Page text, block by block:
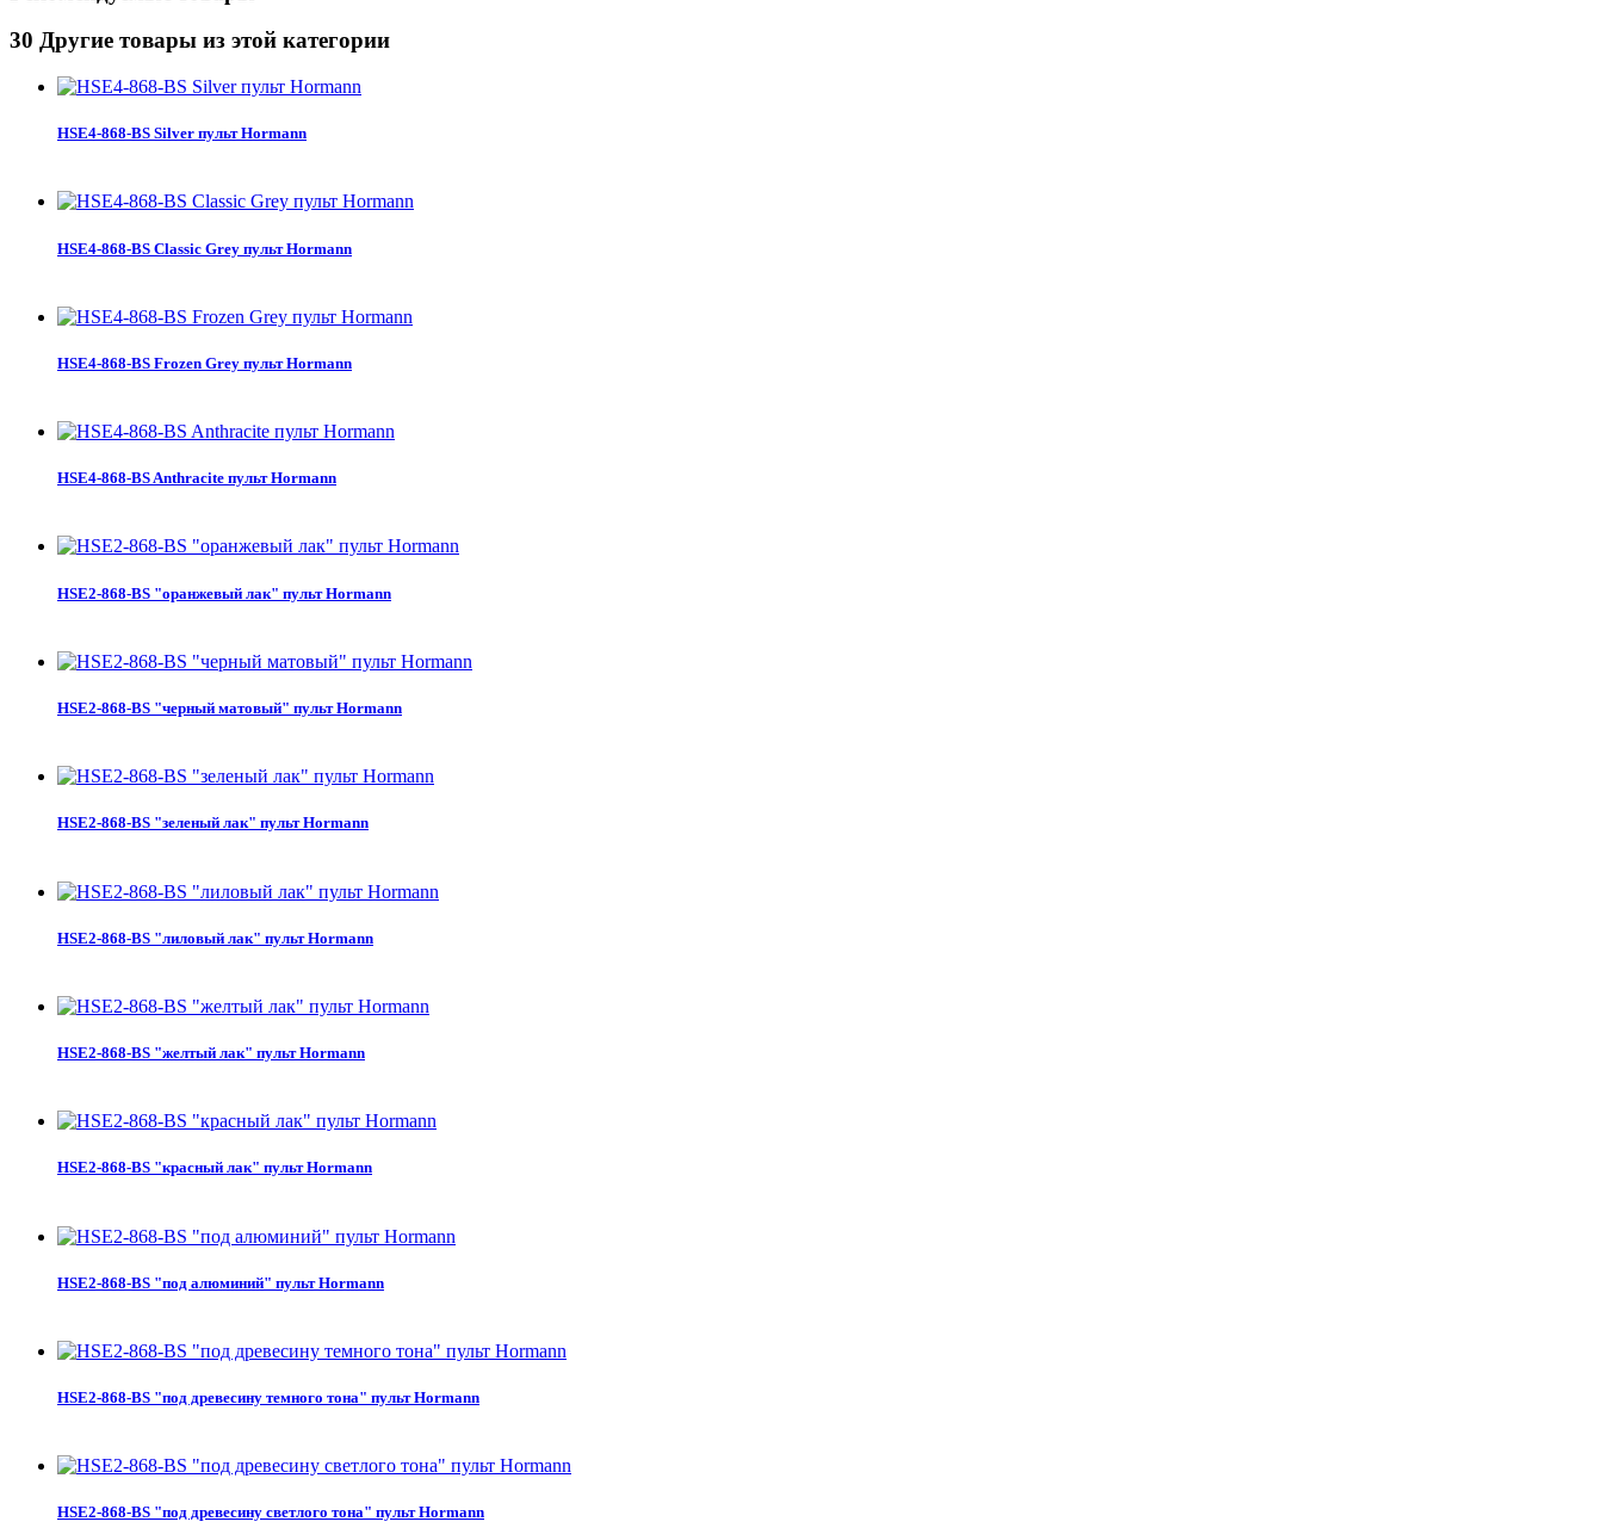
30 Другие товары из этой категории
HSE4-868-BS Silver пульт Hormann
HSE4-868-BS Classic Grey пульт Hormann
HSE4-868-BS Frozen Grey пульт Hormann
HSE4-868-BS Anthracite пульт Hormann
HSE2-868-BS "оранжевый лак" пульт Hormann
HSE2-868-BS "черный матовый" пульт Hormann
HSE2-868-BS "зеленый лак" пульт Hormann
HSE2-868-BS "лиловый лак" пульт Hormann
HSE2-868-BS "желтый лак" пульт Hormann
HSE2-868-BS "красный лак" пульт Hormann
HSE2-868-BS "под алюминий" пульт Hormann
HSE2-868-BS "под древесину темного тона" пульт Hormann
HSE2-868-BS "под древесину светлого тона" пульт Hormann